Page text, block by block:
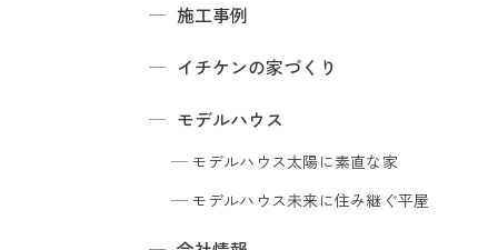
施工事例
イチケンの家づくり
モデルハウス
モデルハウス太陽に素直な家
モデルハウス未来に住み継ぐ平屋